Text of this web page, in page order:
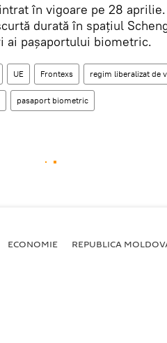
în vigoare pe 28 aprilie.
durată în spaţiul
ai paşaportului biometric.
UE Frontexs regim liberalizat de
pasaport biometric
ECONOMIE REPUBLICA